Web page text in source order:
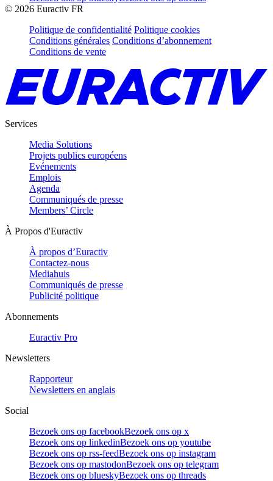
© 2026 Euractiv FR
Politique de confidentialité Politique cookies
Conditions générales Conditions d’abonnement
Conditions de vente
Services
Media Solutions
Projets publics européens
Evénements
Emplois
Agenda
Communiqués de presse
Members’ Circle
À Propos d'Euractiv
À propos d’Euractiv
Contactez-nous
Mediahuis
Communiqués de presse
Publicité politique
Abonnements
Euractiv Pro
Newsletters
Rapporteur
Newsletters en anglais
Social
Bezoek ons op facebookBezoek ons op x
Bezoek ons op linkedinBezoek ons op youtube
Bezoek ons op rss-feedBezoek ons op instagram
Bezoek ons op mastodonBezoek ons op telegram
Bezoek ons op blueskyBezoek ons op threads